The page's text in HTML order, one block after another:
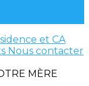
et CA
Nous contacter